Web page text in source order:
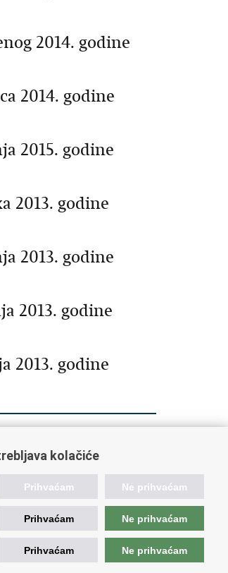
2014. godine
2014. godine
2015. godine
2013. godine
2013. godine
2013. godine
2013. godine
ustanove u
kolačiće
Prihvaćam Ne prihvaćam
Prihvaćam Ne prihvaćam
Prihvaćam Ne prihvaćam